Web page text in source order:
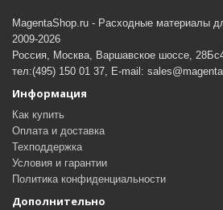
MagentaShop.ru - Расходные материалы
2009-2026
Россия, Москва, Варшавское шоссе,
тел:(495) 150 01 37, E-mail:
Информация
Как купить
Оплата и доставка
Техподдержка
Условия и гарантии
Политика конфиденциальности
Дополнительно